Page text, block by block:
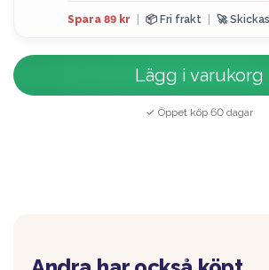
Spara 89 kr 📦 Fri frakt 🚀
Lägg i varukorg
✓ Öppet köp 60 dagar